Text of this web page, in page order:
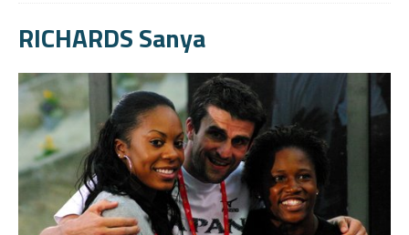
RICHARDS Sanya